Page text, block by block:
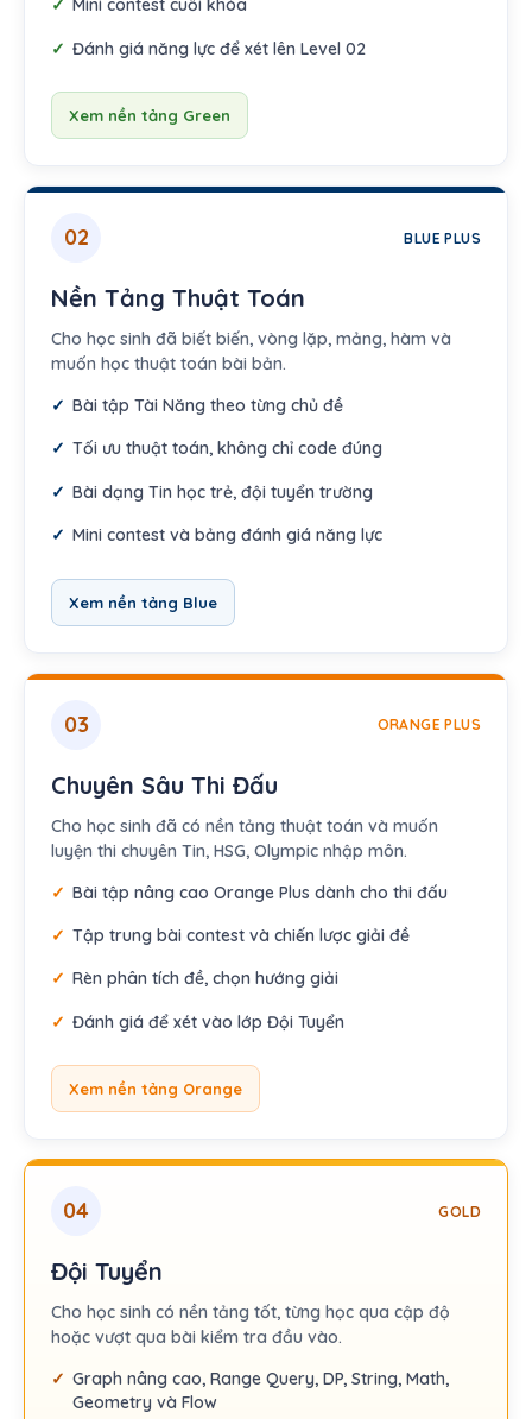
Mini contest cuối khóa
Đánh giá năng lực để xét lên Level 02
Xem nền tảng Green
02 BLUE PLUS
Nền Tảng Thuật Toán
Cho học sinh đã biết biến, vòng lặp, mảng, hàm và
muốn học thuật toán bài bản.
Bài tập Tài Năng theo từng chủ đề
Tối ưu thuật toán, không chỉ code đúng
Bài dạng Tin học trẻ, đội tuyển trường
Mini contest và bảng đánh giá năng lực
Xem nền tảng Blue
03 ORANGE PLUS
Chuyên Sâu Thi Đấu
Cho học sinh đã có nền tảng thuật toán và muốn
luyện thi chuyên Tin, HSG, Olympic nhập môn.
Bài tập nâng cao Orange Plus dành cho thi đấu
Tập trung bài contest và chiến lược giải đề
Rèn phân tích đề, chọn hướng giải
Đánh giá để xét vào lớp Đội Tuyển
Xem nền tảng Orange
04 GOLD
Đội Tuyển
Cho học sinh có nền tảng tốt, từng học qua cập độ
hoặc vượt qua bài kiểm tra đầu vào.
Graph nâng cao, Range Query, DP, String, Math,
Geometry và Flow